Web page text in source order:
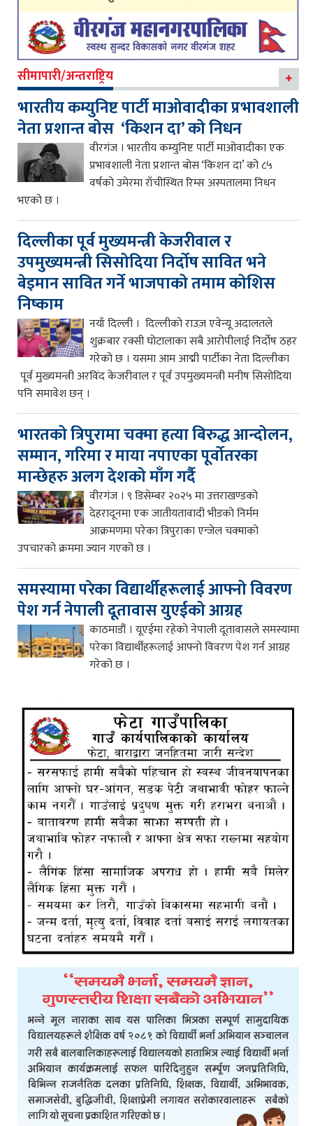
सीमापारी/अन्तराष्ट्रिय
भारतीय कम्युनिष्ट पार्टी माओवादीका प्रभावशाली
नेता प्रशान्त बोस ‘किशन दा’ को निधन
वीरगंज । भारतीय कम्युनिष्ट पार्टी माओवादीका एक
प्रभावशाली नेता प्रशान्त बोस ‘किशन दा’ को ८५
वर्षको उमेरमा राँचीस्थित रिम्स अस्पतालमा निधन
भएको छ ।
दिल्लीका पूर्व मुख्यमन्त्री केजरीवाल र
उपमुख्यमन्त्री सिसोदिया निर्दोष सावित भने
बेइमान सावित गर्ने भाजपाको तमाम कोशिस
निष्काम
नयाँ दिल्ली । दिल्लीको राउज़ एवेन्यू अदालतले
शुक्रबार रक्सी घोटालाका सबै आरोपीलाई निर्दोष ठहर
गरेको छ । यसमा आम आद्मी पार्टीका नेता दिल्लीका
पूर्व मुख्यमन्त्री अरविंद केजरीवाल र पूर्व उपमुख्यमन्त्री मनीष सिसोदिया
पनि समावेश छन् ।
भारतको त्रिपुरामा चक्मा हत्या बिरुद्ध आन्दोलन,
सम्मान, गरिमा र माया नपाएका पूर्वोतरका
मान्छेहरु अलग देशको माँग गर्दै
वीरगंज । ९ डिसेम्बर २०२५ मा उत्तराखण्डको
देहरादूनमा एक जातीयतावादी भीडको निर्मम
आक्रमणमा परेका त्रिपुराका एन्जेल चक्माको
उपचारको क्रममा ज्यान गएको छ ।
समस्यामा परेका विद्यार्थीहरूलाई आफ्नो विवरण
पेश गर्न नेपाली दूतावास युएईको आग्रह
काठमाडौं । यूएईमा रहेको नेपाली दूतावासले समस्यामा
परेका विद्यार्थीहरूलाई आफ्नो विवरण पेश गर्न आग्रह
गरेको छ ।